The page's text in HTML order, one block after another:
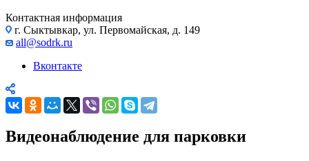
Контактная информация
г. Сыктывкар, ул. Первомайская, д. 149
all@sodrk.ru
Вконтакте
Видеонаблюдение для парковки